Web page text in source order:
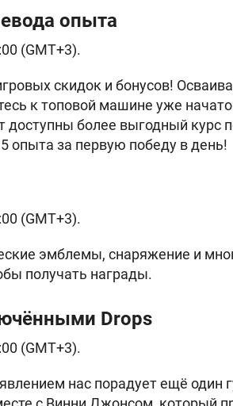
опыта
(GMT+3).
скидок и бонусов!
к топовой машине уже
доступны более выгодный курс
опыта за первую победу в день!
(GMT+3).
эмблемы, снаряжение и
получать награды.
Drops
(GMT+3).
нас порадует ещё один